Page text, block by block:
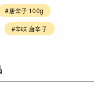
#唐辛子 100g
#辛味 唐辛子